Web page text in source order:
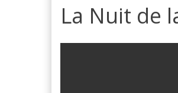
La Nuit de